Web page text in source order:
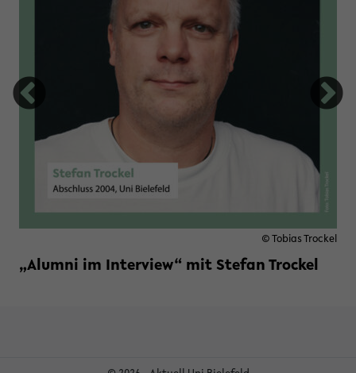
© Tobias Trockel
„Alumni im Interview“ mit Stefan Trockel